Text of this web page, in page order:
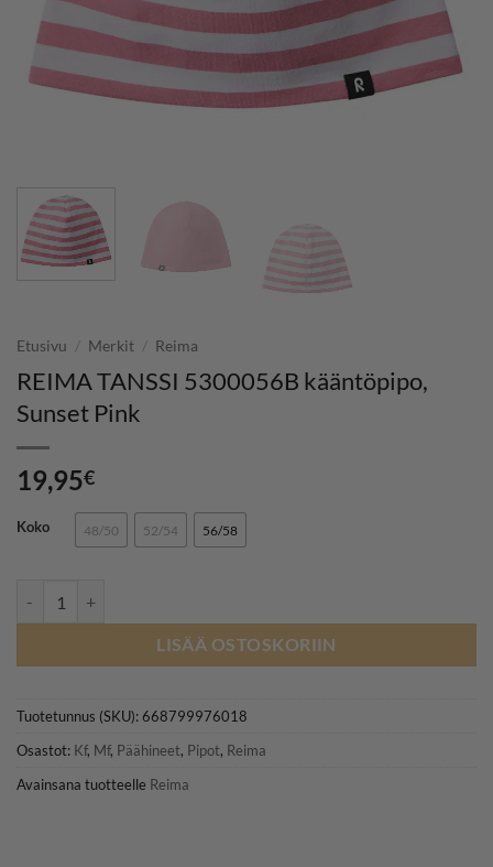
Etusivu / Merkit / Reima
REIMA TANSSI 5300056B kääntöpipo,
Sunset Pink
19,95€
Koko 48/50 52/54 56/58
LISÄÄ OSTOSKORIIN
Tuotetunnus (SKU):668799976018
Osastot: Kf, Mf, Päähineet, Pipot, Reima
Avainsana tuotteelle Reima